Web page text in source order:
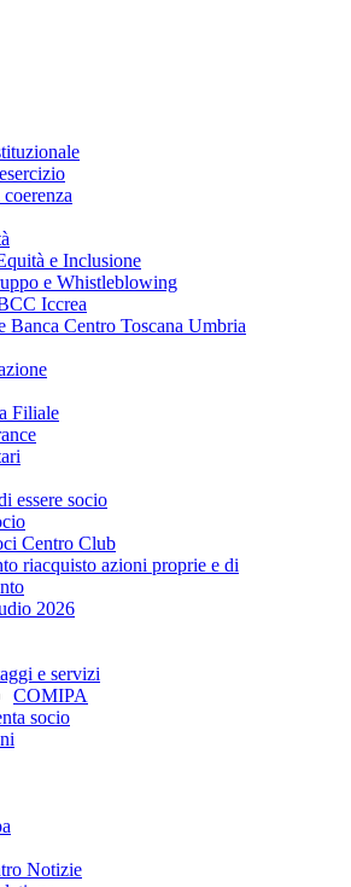
e Inclusione
e Whistleblowing
Iccrea
Banca Centro Toscana Umbria
Filiale
essere socio
Centro Club
riacquisto azioni proprie e di
2026
e servizi
COMIPA
socio
Notizie